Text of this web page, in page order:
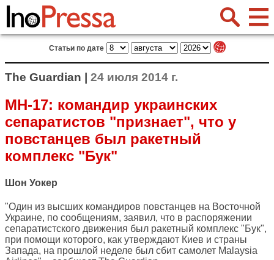
Статьи по дате
The Guardian | 24 июля 2014 г.
MH-17: командир украинских
сепаратистов "признает", что у
повстанцев был ракетный
комплекс "Бук"
Шон Уокер
"Один из высших командиров повстанцев на Восточной
Украине, по сообщениям, заявил, что в распоряжении
сепаратистского движения был ракетный комплекс "Бук",
при помощи которого, как утверждают Киев и страны
Запада, на прошлой неделе был сбит самолет Malaysia